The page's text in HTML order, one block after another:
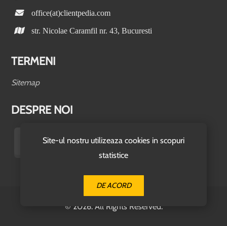
Site-ul nostru utilizeaza cookies in scopuri
statistice
DE ACORD
office(at)clientpedia.com
str. Nicolae Caramfil nr. 43, Bucuresti
TERMENI
Sitemap
DESPRE NOI
© 2026. All Rights Reserved.